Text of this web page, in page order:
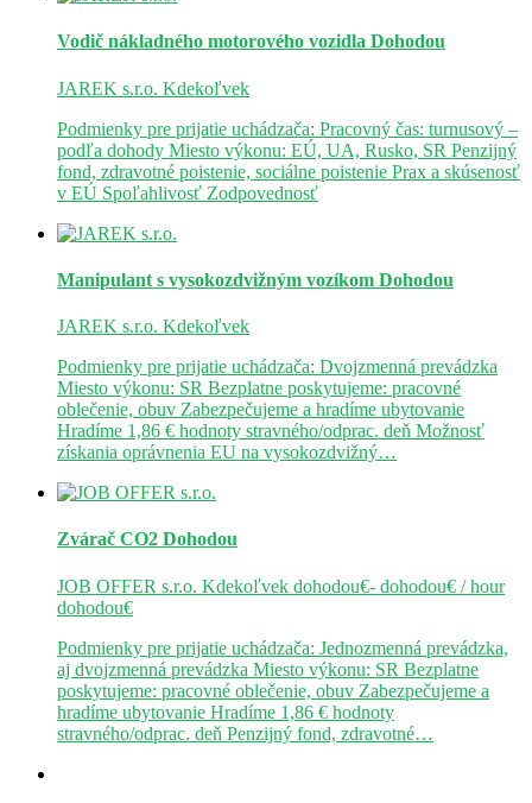
Vodič nákladného motorového vozidla Dohodou
JAREK s.r.o. Kdekoľvek
Podmienky pre prijatie uchádzača: Pracovný čas: turnusový –
podľa dohody Miesto výkonu: EÚ, UA, Rusko, SR Penzijný
fond, zdravotné poistenie, sociálne poistenie Prax a skúsenosť
v EÚ Spoľahlivosť Zodpovednosť
Manipulant s vysokozdvižným vozíkom Dohodou
JAREK s.r.o. Kdekoľvek
Podmienky pre prijatie uchádzača: Dvojzmenná prevádzka
Miesto výkonu: SR Bezplatne poskytujeme: pracovné
oblečenie, obuv Zabezpečujeme a hradíme ubytovanie
Hradíme 1,86 € hodnoty stravného/odprac. deň Možnosť
získania oprávnenia EU na vysokozdvižný…
Zvárač CO2 Dohodou
JOB OFFER s.r.o. Kdekoľvek dohodou€- dohodou€ / hour
dohodou€
Podmienky pre prijatie uchádzača: Jednozmenná prevádzka,
aj dvojzmenná prevádzka Miesto výkonu: SR Bezplatne
poskytujeme: pracovné oblečenie, obuv Zabezpečujeme a
hradíme ubytovanie Hradíme 1,86 € hodnoty
stravného/odprac. deň Penzijný fond, zdravotné…